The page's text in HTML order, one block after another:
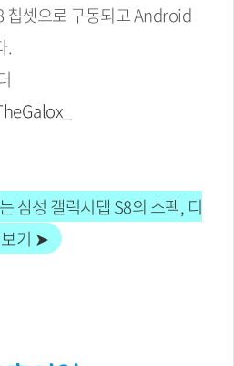
셋으로 구동되고 Android
.
삼성 갤럭시탭 S8의 스펙, 디
보기 ➤